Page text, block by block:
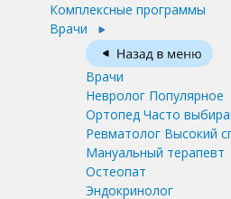
Комплексные программы
Врачи
Врачи
Невролог Популярное
Ортопед Часто
Ревматолог Высокий
Мануальный терапевт
Остеопат
Эндокринолог